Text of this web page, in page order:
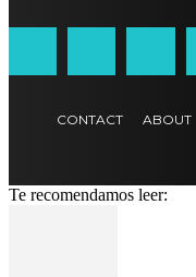
CONTACT ABOUT
Te recomendamos leer: